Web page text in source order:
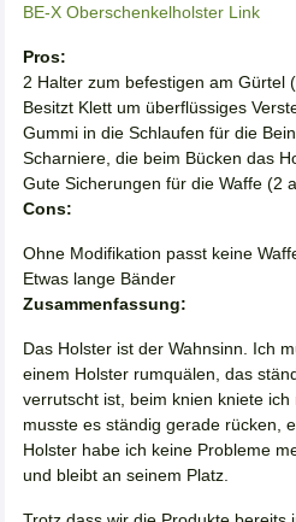
BE-X Oberschenkelholster Link
Pros:
2 Halter zum befestigen am Gürtel
Besitzt Klett um überflüssiges
Gummi in die Schlaufen für die
Scharniere, die beim Bücken das
Gute Sicherungen für die Waffe (2
Cons:
Ohne Modifikation passt keine
Etwas lange Bänder
Zusammenfassung:
Das Holster ist der Wahnsinn. Ich
einem Holster rumquälen, das
verrutscht ist, beim knien kniete ich
musste es ständig gerade rücken,
Holster habe ich keine Probleme
und bleibt an seinem Platz.